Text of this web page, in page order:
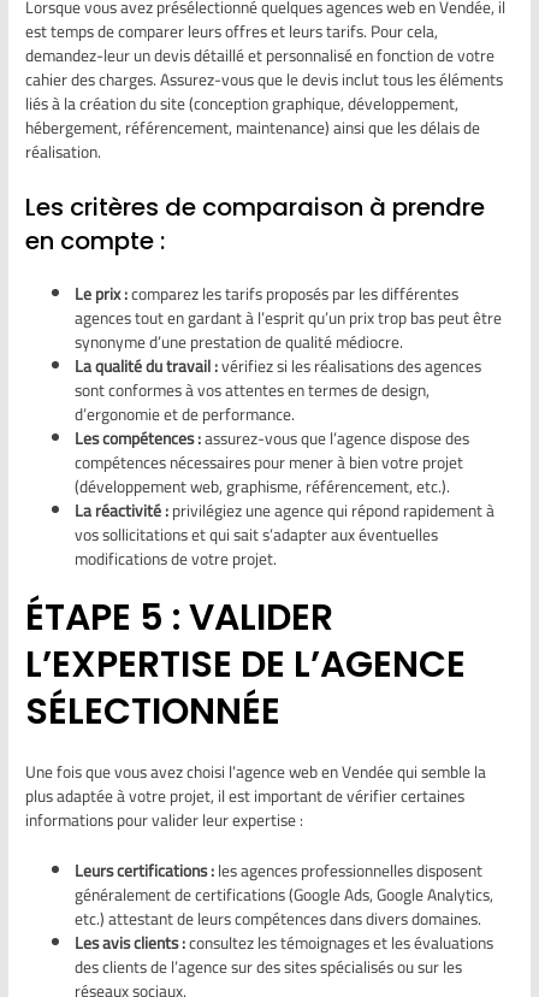
Lorsque vous avez présélectionné quelques agences web en Vendée, il
est temps de comparer leurs offres et leurs tarifs. Pour cela,
demandez-leur un devis détaillé et personnalisé en fonction de votre
cahier des charges. Assurez-vous que le devis inclut tous les éléments
liés à la création du site (conception graphique, développement,
hébergement, référencement, maintenance) ainsi que les délais de
réalisation.
Les critères de comparaison à prendre
en compte :
Le prix :comparez les tarifs proposés par les différentes
agences tout en gardant à l’esprit qu’un prix trop bas peut être
synonyme d’une prestation de qualité médiocre.
La qualité du travail :vérifiez si les réalisations des agences
sont conformes à vos attentes en termes de design,
d’ergonomie et de performance.
Les compétences :assurez-vous que l’agence dispose des
compétences nécessaires pour mener à bien votre projet
(développement web, graphisme, référencement, etc.).
La réactivité :privilégiez une agence qui répond rapidement à
vos sollicitations et qui sait s’adapter aux éventuelles
modifications de votre projet.
ÉTAPE 5 : VALIDER
L’EXPERTISE DE L’AGENCE
SÉLECTIONNÉE
Une fois que vous avez choisi l’agence web en Vendée qui semble la
plus adaptée à votre projet, il est important de vérifier certaines
informations pour valider leur expertise :
Leurs certifications :les agences professionnelles disposent
généralement de certifications (Google Ads, Google Analytics,
etc.) attestant de leurs compétences dans divers domaines.
Les avis clients :consultez les témoignages et les évaluations
des clients de l’agence sur des sites spécialisés ou sur les